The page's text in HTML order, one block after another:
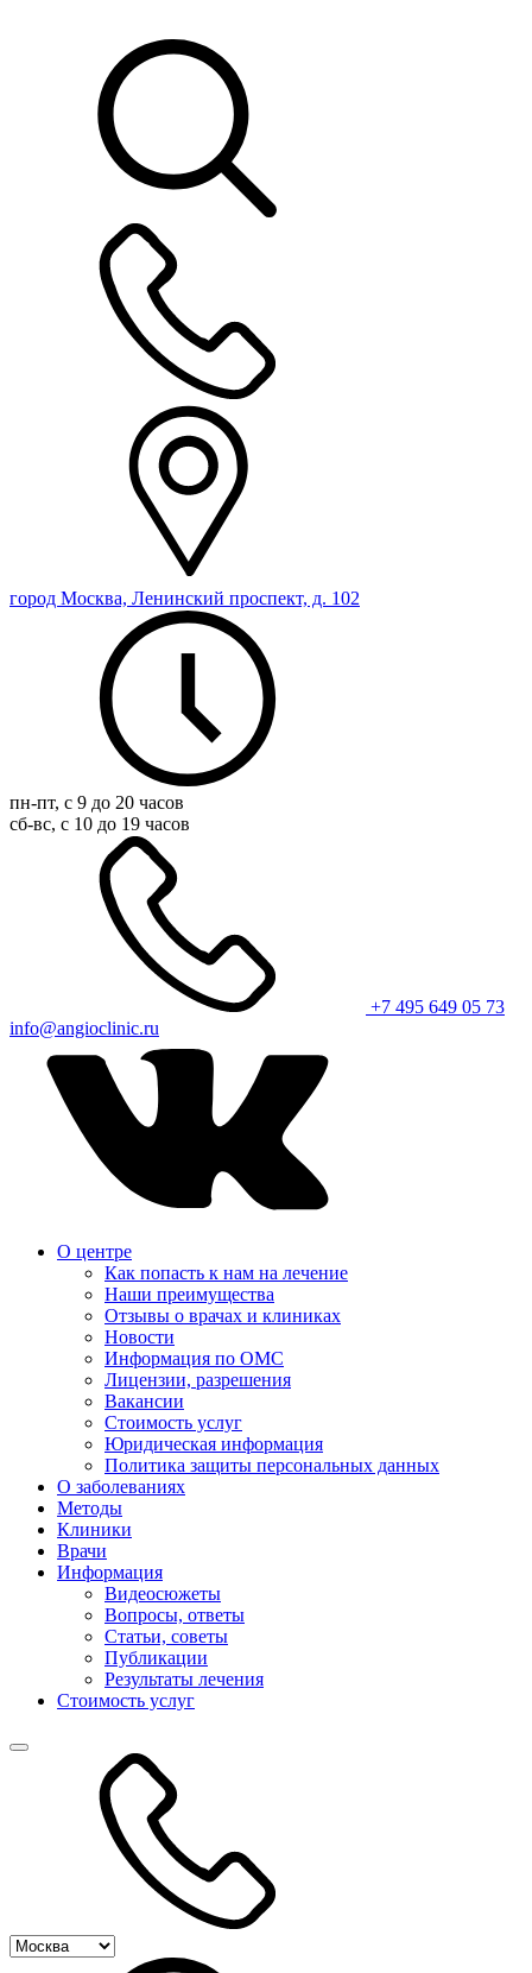
город Москва, Ленинский проспект, д. 102
пн-пт, с 9 до 20 часов
сб-вс, с 10 до 19 часов
+7 495 649 05 73
info@angioclinic.ru
О центре
Как попасть к нам на лечение
Наши преимущества
Отзывы о врачах и клиниках
Новости
Информация по ОМС
Лицензии, разрешения
Вакансии
Стоимость услуг
Юридическая информация
Политика защиты персональных данных
О заболеваниях
Методы
Клиники
Врачи
Информация
Видеосюжеты
Вопросы, ответы
Статьи, советы
Публикации
Результаты лечения
Стоимость услуг